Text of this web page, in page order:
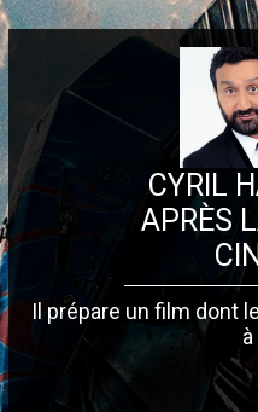
CYRIL
APRÈS
Il prépare un film dont